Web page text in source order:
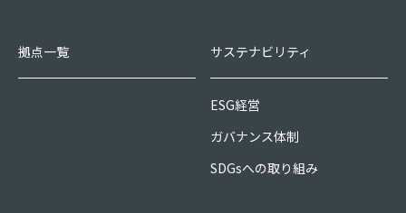
拠点一覧 サステナビリティ
ESG経営
ガバナンス体制
SDGsへの取り組み